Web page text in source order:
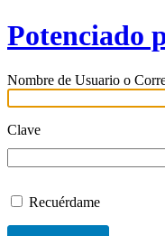
Potenciado
Nombre de Usuario o
Clave
Recuérdame